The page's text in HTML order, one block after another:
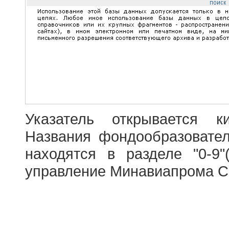
Указатель открывается
Названия
находятся в разделе "0-
управление Минавиапрома